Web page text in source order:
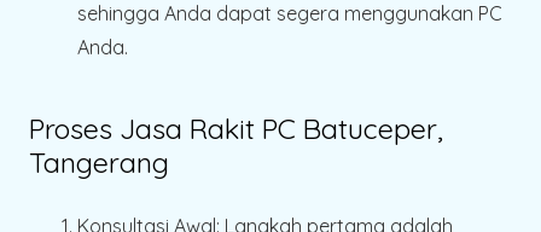
sehingga Anda dapat segera menggunakan PC
Anda.
Proses Jasa Rakit PC Batuceper,
Tangerang
Konsultasi Awal: Langkah pertama adalah